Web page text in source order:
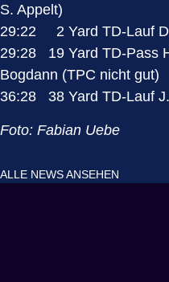
S. Appelt)
29:22 2 Yard TD-Lauf
29:28 19 Yard TD-Pass
Bogdann (TPC nicht gut)
36:28 38 Yard TD-Lauf
Foto: Fabian Uebe
ALLE NEWS ANSEHEN